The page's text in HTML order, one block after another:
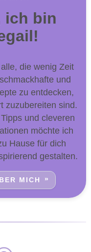
ich bin
die wenig Zeit
und
zu entdecken,
zuzubereiten sind.
und cleveren
möchte ich
Hause für dich
gestalten.
MICH